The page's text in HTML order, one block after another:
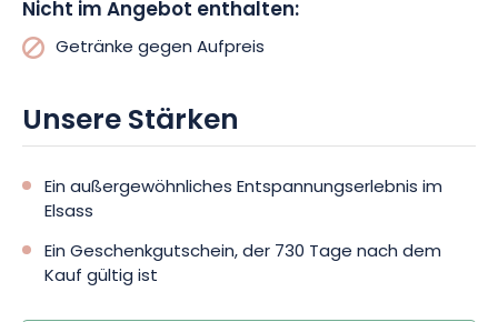
Ihr Fahrzeug sicher auf dem kostenlosen Parkplatz ab. Und
wenn Sie mit Ihrem Elektrofahrzeug kommen, sollten Sie
wissen, dass vor Ort 13 Ladestationen für Elektrofahrzeuge zur
des Wohlbefindens ein! Dieser Geschenkgutschein ist bis zu
730 Tage nach dem Kauf gültig und kann verschenkt oder
Nicht im Angebot enthalten:
Getränke gegen Aufpreis
Unsere Stärken
Ein außergewöhnliches Entspannungserlebnis im
Elsass
Ein Geschenkgutschein, der 730 Tage nach dem
Kauf gültig ist